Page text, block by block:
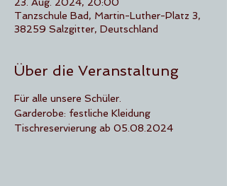
Tanzschule Bad, Martin-Luther-Platz 3,
38259 Salzgitter, Deutschland
Über die Veranstaltung
Für alle unsere Schüler.
Garderobe: festliche Kleidung
Tischreservierung ab 05.08.2024